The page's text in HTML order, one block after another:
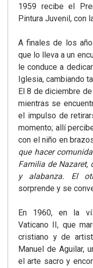
1959 recibe el
Pintura Juvenil, con
A finales de los
que lo lleva a un
le conduce a
Iglesia, cambiando
El 8 de diciembre
mientras se
el impulso de
momento; allí
con el niño en
que hacer
Familia de Nazaret,
y alabanza. El
sorprende y se
En 1960, en la
Vaticano II, que
cristiano y de
Manuel de Aguilar,
el arte sacro y